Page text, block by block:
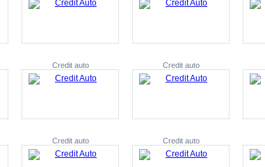
Credit auto Credit auto
Credit auto Credit auto